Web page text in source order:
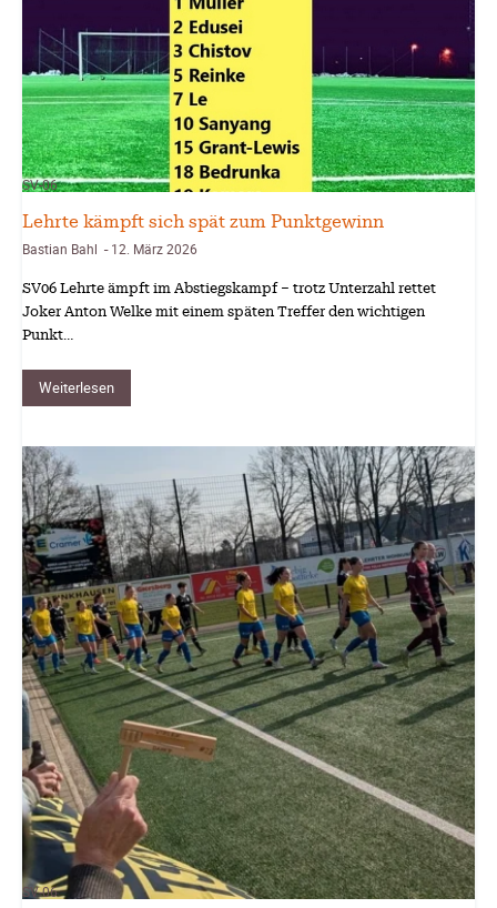
SV-06
Lehrte kämpft sich spät zum Punktgewinn
Bastian Bahl - 12. März 2026
SV06 Lehrte ämpft im Abstiegskampf – trotz Unterzahl rettet
Joker Anton Welke mit einem späten Treffer den wichtigen
Punkt…
Weiterlesen
SV-06